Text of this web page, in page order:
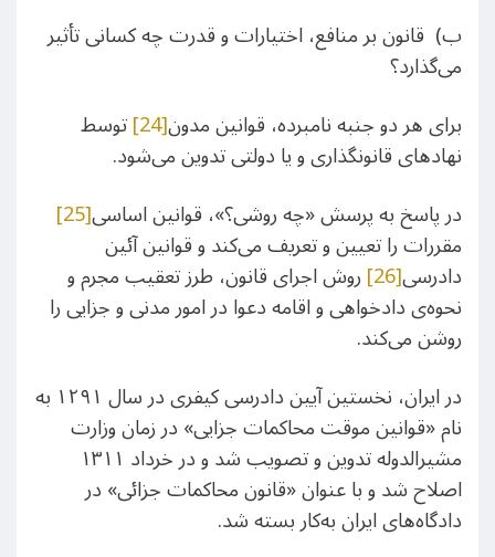
ب) قانون بر منافع، اختیارات و قدرت چه کسانی تأثیر
می‌گذارد؟
برای هر دو جنبه نامبرده، قوانین مدون[24] توسط
نهادهای قانونگذاری و یا دولتی تدوین می‌شود.
در پاسخ به پرسش «چه روشی؟»، قوانین اساسی[25]
مقررات را تعیین و تعریف می‌کند و قوانین آئین
دادرسی[26] روش اجرای قانون، طرز تعقیب مجرم و
نحوه‌ی دادخواهی و اقامه دعوا در امور مدنی و جزایی را
روشن می‌کند.
در ایران، نخستین آیین دادرسی کیفری در سال ۱۲۹۱ به
نام «قوانین موقت محاکمات جزایی» در زمان وزارت
مشیرالدوله تدوین و تصویب شد و در خرداد ۱۳۱۱
اصلاح شد و با عنوان «قانون محاکمات جزائی» در
دادگاه‌های ایران به‌کار بسته شد.